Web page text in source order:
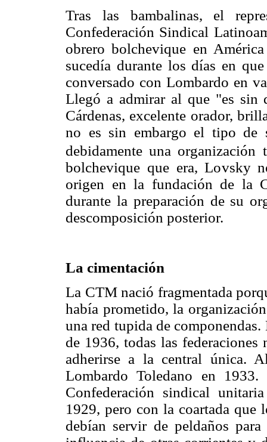
Tras las bambalinas, el
Confederación Sindical
obrero bolchevique en
sucedía durante los días en
conversado con Lombardo en
Llegó a admirar al que "es sin
Cárdenas, excelente orador,
no es sin embargo el tipo de
debidamente una
bolchevique que era, Lovsky
origen en la fundación de la
durante la preparación de su
descomposición posterior.
La cimentación
La CTM nació fragmentada
había prometido, la
una red tupida de
de 1936, todas las
adherirse a la central única.
Lombardo Toledano en
Confederación sindical
1929, pero con la coartada
debían servir de peldaños